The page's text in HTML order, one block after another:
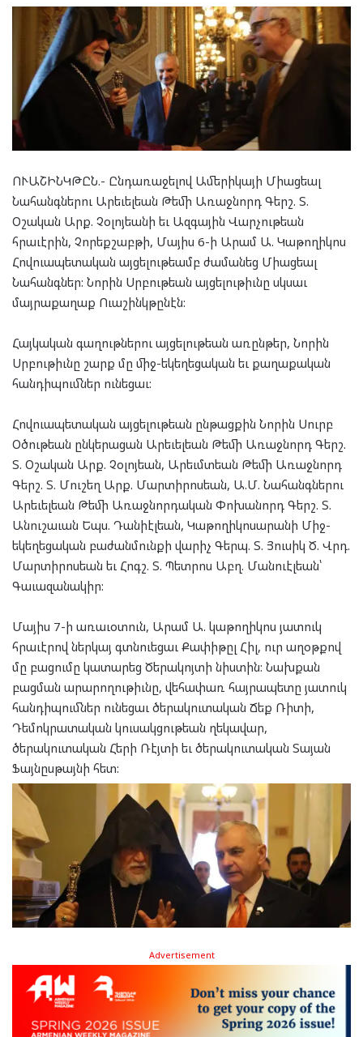
ՈՒԱՇԻՆԿԹԸՆ.- Ընդառաջելով Ամերիկայի Միացեալ
Նահանգներու Արեւելեան Թեմի Առաջնորդ Գերշ. Տ.
Օշական Արք. Չօլոյեանի եւ Ազգային Վարչութեան
հրաւէրին, Չորեքշաբթի, Մայիս 6-ի Արամ Ա. Կաթողիկոս
Հովուապետական այցելութեամբ ժամանեց Միացեալ
Նահանգներ: Նորին Սրբութեան այցելութիւնը սկսաւ
մայրաքաղաք Ուաշինկթընէն:
Հայկական գաղութներու այցելութեան առընթեր, Նորին
Սրբութիւնը շարք մը միջ-եկեղեցական եւ քաղաքական
հանդիպումներ ունեցաւ:
Հովուապետական այցելութեան ընթացքին Նորին Սուրբ
Օծութեան ընկերացան Արեւելեան Թեմի Առաջնորդ Գերշ.
Տ. Օշական Արք. Չօլոյեան, Արեւմտեան Թեմի Առաջնորդ
Գերշ. Տ. Մուշեղ Արք. Մարտիրոսեան, Ա.Մ. Նահանգներու
Արեւելեան Թեմի Առաջնորդական Փոխանորդ Գերշ. Տ.
Անուշաւան Եպս. Դանիէլեան, Կաթողիկոսարանի Միջ-
եկեղեցական բաժանմունքի վարիչ Գերպ. Տ. Յուսիկ Ծ. Վրդ.
Մարտիրոսեան եւ Հոգշ. Տ. Պետրոս Աբղ. Մանուէլեան՝
Գաւազանակիր:
Մայիս 7-ի առաւօտուն, Արամ Ա. կաթողիկոս յատուկ
հրաւէրով ներկայ գտնուեցաւ Քափիթըլ Հիլ, ուր աղօթքով
մը բացումը կատարեց Ծերակոյտի նիստին: Նախքան
բացման արարողութիւնը, վեհափառ հայրապետը յատուկ
հանդիպումներ ունեցաւ ծերակուտական Ճեք Ռիտի,
Դեմոկրատական կուսակցութեան ղեկավար,
ծերակուտական Հերի Ռէյտի եւ ծերակուտական Տայան
Ֆայնըսթայնի հետ:
Advertisement